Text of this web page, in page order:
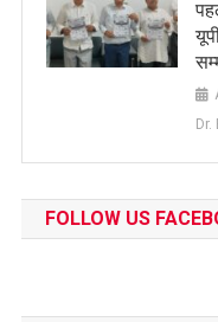
Dr.
FOLLOW US